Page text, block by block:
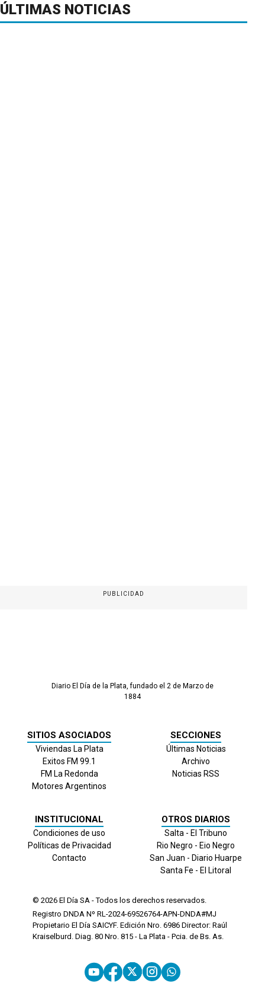
ÚLTIMAS NOTICIAS
PUBLICIDAD
Diario El Día de la Plata, fundado el 2 de Marzo de
1884
SITIOS ASOCIADOS
Viviendas La Plata
Exitos FM 99.1
FM La Redonda
Motores Argentinos
SECCIONES
Últimas Noticias
Archivo
Noticias RSS
INSTITUCIONAL
Condiciones de uso
Políticas de Privacidad
Contacto
OTROS DIARIOS
Salta - El Tribuno
Rio Negro - Eio Negro
San Juan - Diario Huarpe
Santa Fe - El Litoral
© 2026 El Día SA - Todos los derechos reservados.
Registro DNDA Nº RL-2024-69526764-APN-DNDA#MJ
Propietario El Día SAICYF. Edición Nro. 6986 Director: Raúl
Kraiselburd. Diag. 80 Nro. 815 - La Plata - Pcia. de Bs. As.